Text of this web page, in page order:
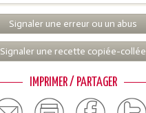
Signaler une erreur ou un abus
Signaler une recette copiée-collée
IMPRIMER / PARTAGER